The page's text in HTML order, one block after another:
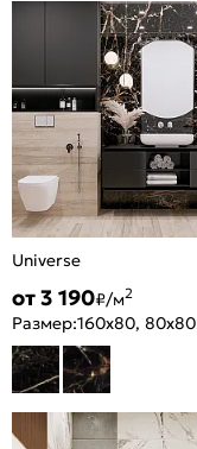
Universe
от 3 190₽/м2
Размер:160x80, 80x80